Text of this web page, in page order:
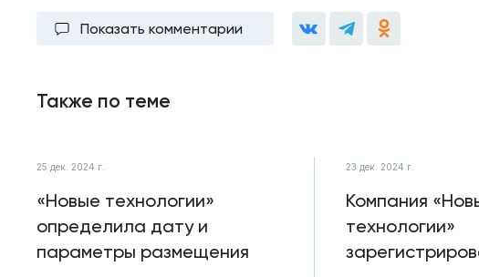
Показать комментарии
Также по теме
25 дек. 2024 г.
«Новые технологии»
определила дату и
параметры размещения
23 дек. 2024 г.
Компания
технологии»